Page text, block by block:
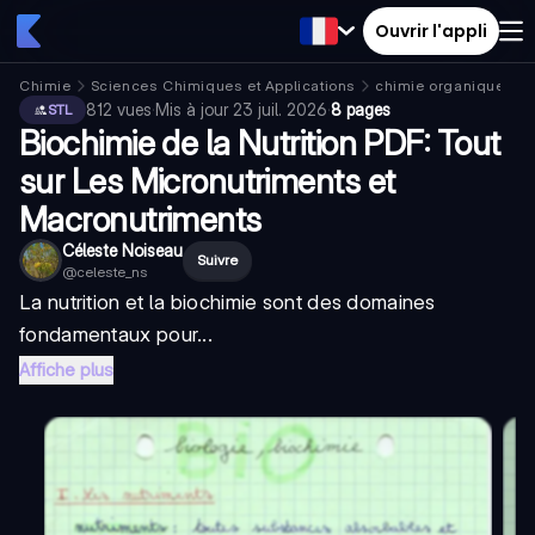
Ouvrir l'appli
Chimie Sciences Chimiques et Applications
chimie organique
STL
812 vues·Mis à jour 23 juil. 2026·8 pages
Biochimie de la Nutrition PDF: Tout
sur Les Micronutriments et
Macronutriments
Céleste Noiseau
@celeste_ns
Suivre
La nutrition et la biochimie sont des domaines
fondamentaux pour...
Affiche plus